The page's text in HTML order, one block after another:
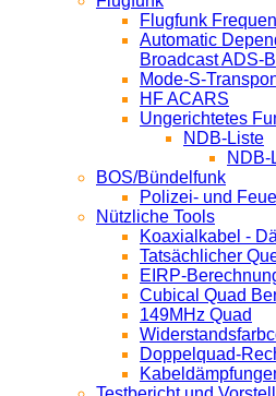
Flugfunk
Automatic
Broadcast ADS-B
Mode-S-
HF ACARS
Ungerichtetes
NDB-Liste
NDB-
BOS/Bündelfunk
Polizei- und
Nützliche Tools
Koaxialkabel -
Tatsächlicher
EIRP-
Cubical Quad
149MHz Quad
Doppelquad-